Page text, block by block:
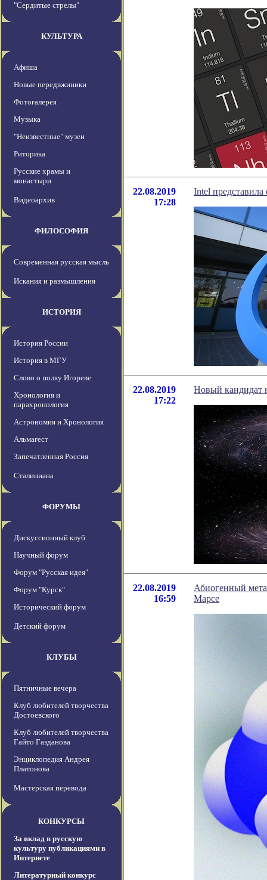
"Сердитые стрелы"
КУЛЬТУРА
Афиша
Новые передвжиники
Фотогалерея
Музыка
"Неизвестные" музеи
Риторика
Русские храмы и
монастыри
Видеоархив
ФИЛОСОФИЯ
Современная русская мысль
Искания и размышления
ИСТОРИЯ
История России
История в МГУ
Слово о полку Игореве
Хронология и
парахронология
Астрономия и Хронология
Альмагест
Запечатленная Россия
Сталиниана
ФОРУМЫ
Дискуссионный клуб
Научный форум
Форум "Русская идея"
Форум "Курск"
Исторический форум
Детский форум
КЛУБЫ
Пятничные вечера
Клуб любителей творчества
Достоевского
Клуб любителей творчества
Гайто Газданова
Энциклопедия Андрея
Платонова
Мастерская перевода
КОНКУРСЫ
За вклад в русскую
культуру публикациями в
Интернете
Литературный конкурс
22.08.2019
17:28
Intel
22.08.2019
17:22
Новый кандидат
22.08.2019
16:59
Абиогенный
Марсе